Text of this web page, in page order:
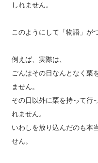
しれません。
このようにして「物語」が
例えば、実際は、
ごんはその日なんとなく栗
ません。
その日以外に栗を持って行
れません。
いわしを放り込んだのも本
せん。